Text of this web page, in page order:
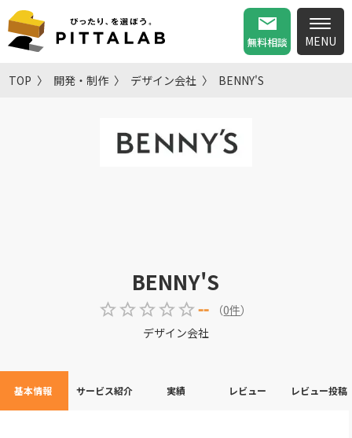
無料相談
TOP 開発・制作 デザイン会社 BENNY'S
BENNY'S
-- （0件）
デザイン会社
基本情報 サービス紹介 実績 レビュー レビュー投稿